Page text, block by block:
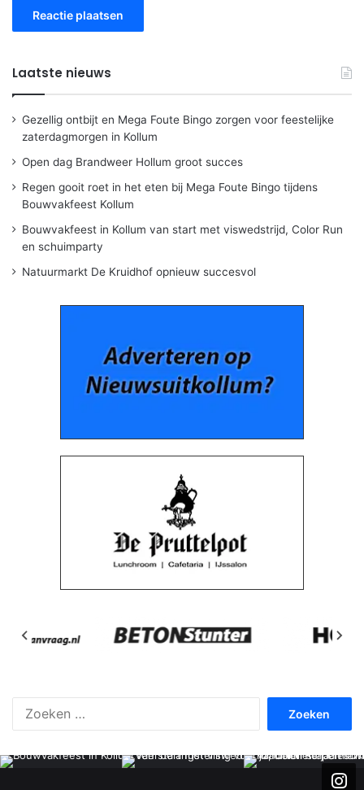
Laatste nieuws
Gezellig ontbijt en Mega Foute Bingo zorgen voor feestelijke
zaterdagmorgen in Kollum
Open dag Brandweer Hollum groot succes
Regen gooit roet in het eten bij Mega Foute Bingo tijdens
Bouwvakfeest Kollum
Bouwvakfeest in Kollum van start met viswedstrijd, Color Run
en schuimparty
Natuurmarkt De Kruidhof opnieuw succesvol